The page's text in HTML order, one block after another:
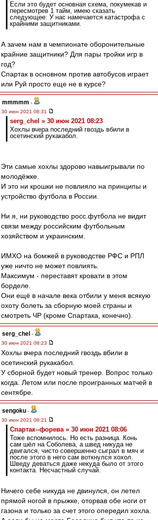
Если это будет основная схема, покумекав и
пересмотрев 1 тайм, имею сказать
следующее: У нас намечается катастрофа с
крайними защитниками.
А зачем нам в чемпионате оборонительные
крайние защитники? Для пары тройки игр в
год?
Спартак в основном против автобусов играет
или Руй просто еще не в курсе?
mmmmm -
30 июн 2021 08:31
serg_chel » 30 июн 2021 08:23
Хохлы вчера последний гвоздь вбили в
осетинский рукакабол.
Эти самые хохлы здорово навыигрывали по
молодёжке.
И это ни крошки не повлияло на принципы и
устройство футбола в России.
Ни я, ни руководство росс.футбола не видит
связи между российским футбольным
хозяйством и украинским.
ИМХО на бомжей в руководстве РФС и РПЛ
уже ничто не может повлиять.
Максимум - переставят кровати в этом
борделе.
Они ещё в начале века отбили у меня всякую
охоту болеть за сборную моей страны и
смотреть ЧР (кроме Спартака, конечно).
serg_chel -
30 июн 2021 08:23
Хохлы вчера последний гвоздь вбили в
осетинский рукакабол.
У сборной будет новый тренер. Вопрос только
когда. Летом или после проигранных матчей в
сентябре.
sengoku -
30 июн 2021 08:21
Cпартак--форева » 30 июн 2021 08:06
Тоже вспомнилось. Но есть разница. Конь
сам шёл на Соболева, а швед никуда не
двигался, чисто совершенно сыграл в мяч и
после этого в него сам воткнулся хохол.
Шведу деваться даже некуда было от этого
контакта. Несчастный случай.
Ничего себе никуда не двинулся, он летел
прямой ногой в прыжке, оторвав обе ноги от
газона и только за счет этого опередил хохла.